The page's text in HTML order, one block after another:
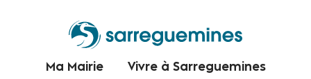
Ma Mairie Vivre à Sarreguemines